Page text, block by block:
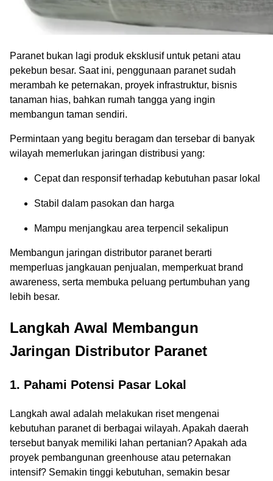
Paranet bukan lagi produk eksklusif untuk petani atau
pekebun besar. Saat ini, penggunaan paranet sudah
merambah ke peternakan, proyek infrastruktur, bisnis
tanaman hias, bahkan rumah tangga yang ingin
membangun taman sendiri.
Permintaan yang begitu beragam dan tersebar di banyak
wilayah memerlukan jaringan distribusi yang:
Cepat dan responsif terhadap kebutuhan pasar lokal
Stabil dalam pasokan dan harga
Mampu menjangkau area terpencil sekalipun
Membangun jaringan distributor paranet berarti
memperluas jangkauan penjualan, memperkuat brand
awareness, serta membuka peluang pertumbuhan yang
lebih besar.
Langkah Awal Membangun
Jaringan Distributor Paranet
1. Pahami Potensi Pasar Lokal
Langkah awal adalah melakukan riset mengenai
kebutuhan paranet di berbagai wilayah. Apakah daerah
tersebut banyak memiliki lahan pertanian? Apakah ada
proyek pembangunan greenhouse atau peternakan
intensif? Semakin tinggi kebutuhan, semakin besar